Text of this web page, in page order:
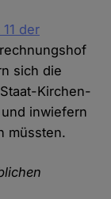
der
sich die
Kirchen-
inwiefern
müssten.